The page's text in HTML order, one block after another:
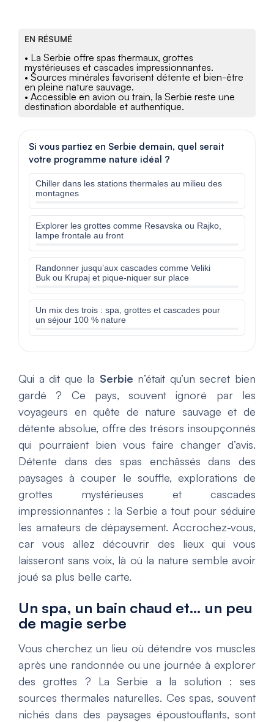
EN RÉSUMÉ
• La Serbie offre spas thermaux, grottes
mystérieuses et cascades impressionnantes.
• Sources minérales favorisent détente et bien-être
en pleine nature sauvage.
• Accessible en avion ou train, la Serbie reste une
destination abordable et authentique.
Si vous partiez en Serbie demain, quel serait
votre programme nature idéal ?
Chiller dans les stations thermales au milieu des
montagnes
Explorer les grottes comme Resavska ou Rajko,
lampe frontale au front
Randonner jusqu’aux cascades comme Veliki
Buk ou Krupaj et pique-niquer sur place
Un mix des trois : spa, grottes et cascades pour
un séjour 100 % nature
Qui a dit que la Serbie n’était qu’un secret bien
gardé ? Ce pays, souvent ignoré par les
voyageurs en quête de nature sauvage et de
détente absolue, offre des trésors insoupçonnés
qui pourraient bien vous faire changer d’avis.
Détente dans des spas enchâssés dans des
paysages à couper le souffle, explorations de
grottes mystérieuses et cascades
impressionnantes : la Serbie a tout pour séduire
les amateurs de dépaysement. Accrochez-vous,
car vous allez découvrir des lieux qui vous
laisseront sans voix, là où la nature semble avoir
joué sa plus belle carte.
Un spa, un bain chaud et… un peu
de magie serbe
Vous cherchez un lieu où détendre vos muscles
après une randonnée ou une journée à explorer
des grottes ? La Serbie a la solution : ses
sources thermales naturelles. Ces spas, souvent
nichés dans des paysages époustouflants, sont